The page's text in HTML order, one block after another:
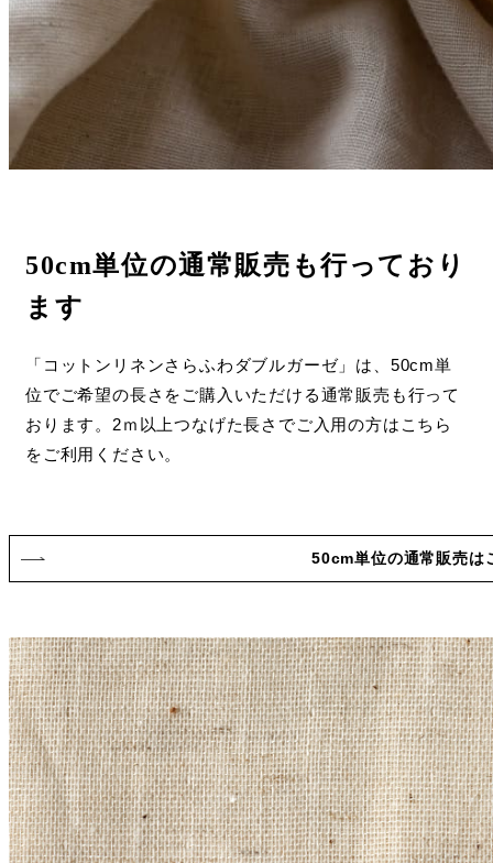
50cm単位の通常販売も行っており
ます
「コットンリネンさらふわダブルガーゼ」は、50cm単
位でご希望の長さをご購入いただける通常販売も行って
おります。2ｍ以上つなげた長さでご入用の方はこちら
をご利用ください。
50cm単位の通常販売は